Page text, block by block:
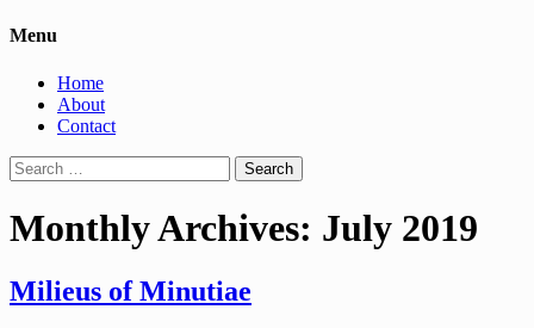
Menu
Home
About
Contact
Search
for:
Monthly Archives: July 2019
Milieus of Minutiae